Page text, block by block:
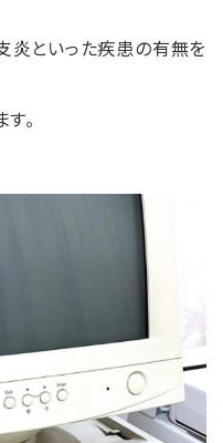
炎といった疾患の有無を
。